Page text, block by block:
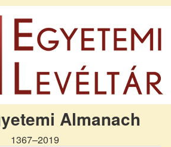
Almanach
1367–2019